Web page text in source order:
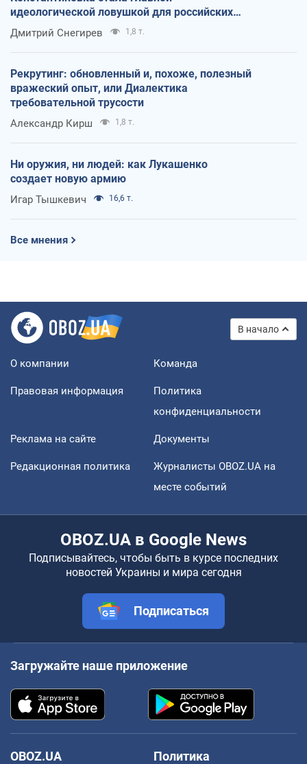
идеологической ловушкой для российских
оккупантов
Дмитрий Снегирев 1,8 т.
Рекрутинг: обновленный и, похоже, полезный
вражеский опыт, или Диалектика
требовательной трусости
Александр Кирш 1,8 т.
Ни оружия, ни людей: как Лукашенко
создает новую армию
Игар Тышкевич 16,6 т.
Все мнения
В начало
О компании Команда
Правовая информация
Политика
конфиденциальности
Реклама на сайте Документы
Редакционная политика
Журналисты OBOZ.UA на
месте событий
OBOZ.UA в Google News
Подписывайтесь, чтобы быть в курсе последних
новостей Украины и мира сегодня
Подписаться
Загружайте наше приложение
OBOZ.UA
Политика